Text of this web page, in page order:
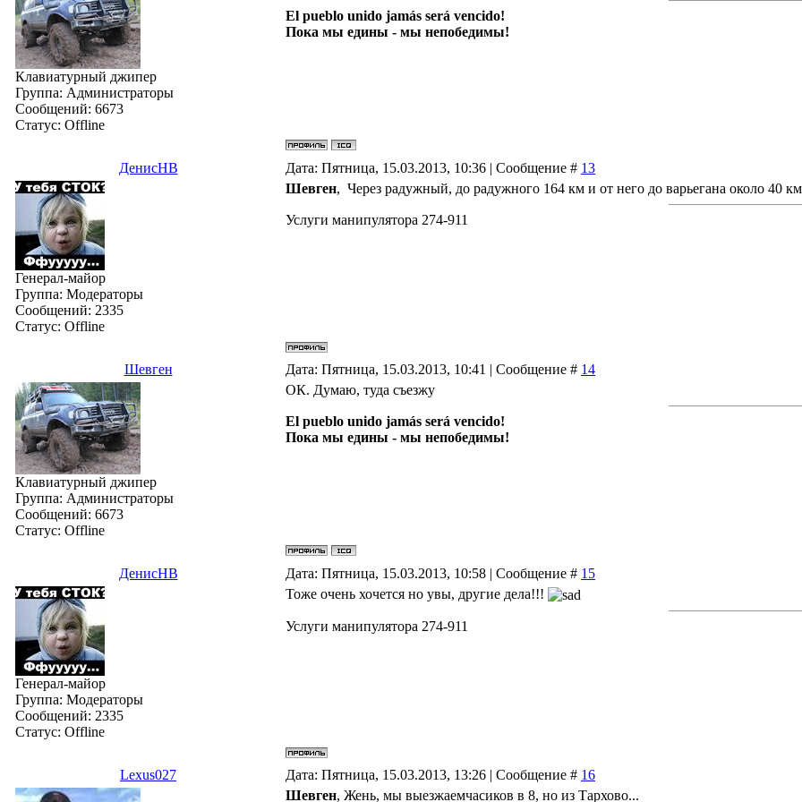
Клавиатурный джипер
Группа: Администраторы
Сообщений: 6673
Статус: Offline
El pueblo unido jamás será vencido!
Пока мы едины - мы непобедимы!
ДенисНВ Дата: Пятница, 15.03.2013, 10:36 | Сообщение # 13
Генерал-майор
Группа: Модераторы
Сообщений: 2335
Статус: Offline
Шевген, Через радужный, до радужного 164 км и от него до варьегана около 40
Услуги манипулятора 274-911
Шевген Дата: Пятница, 15.03.2013, 10:41 | Сообщение # 14
Клавиатурный джипер
Группа: Администраторы
Сообщений: 6673
Статус: Offline
ОК. Думаю, туда съезжу
El pueblo unido jamás será vencido!
Пока мы едины - мы непобедимы!
ДенисНВ Дата: Пятница, 15.03.2013, 10:58 | Сообщение # 15
Генерал-майор
Группа: Модераторы
Сообщений: 2335
Статус: Offline
Тоже очень хочется но увы, другие дела!!!
Услуги манипулятора 274-911
Lexus027 Дата: Пятница, 15.03.2013, 13:26 | Сообщение # 16
Шевген, Жень, мы выезжаемчасиков в 8, но из Тархово...